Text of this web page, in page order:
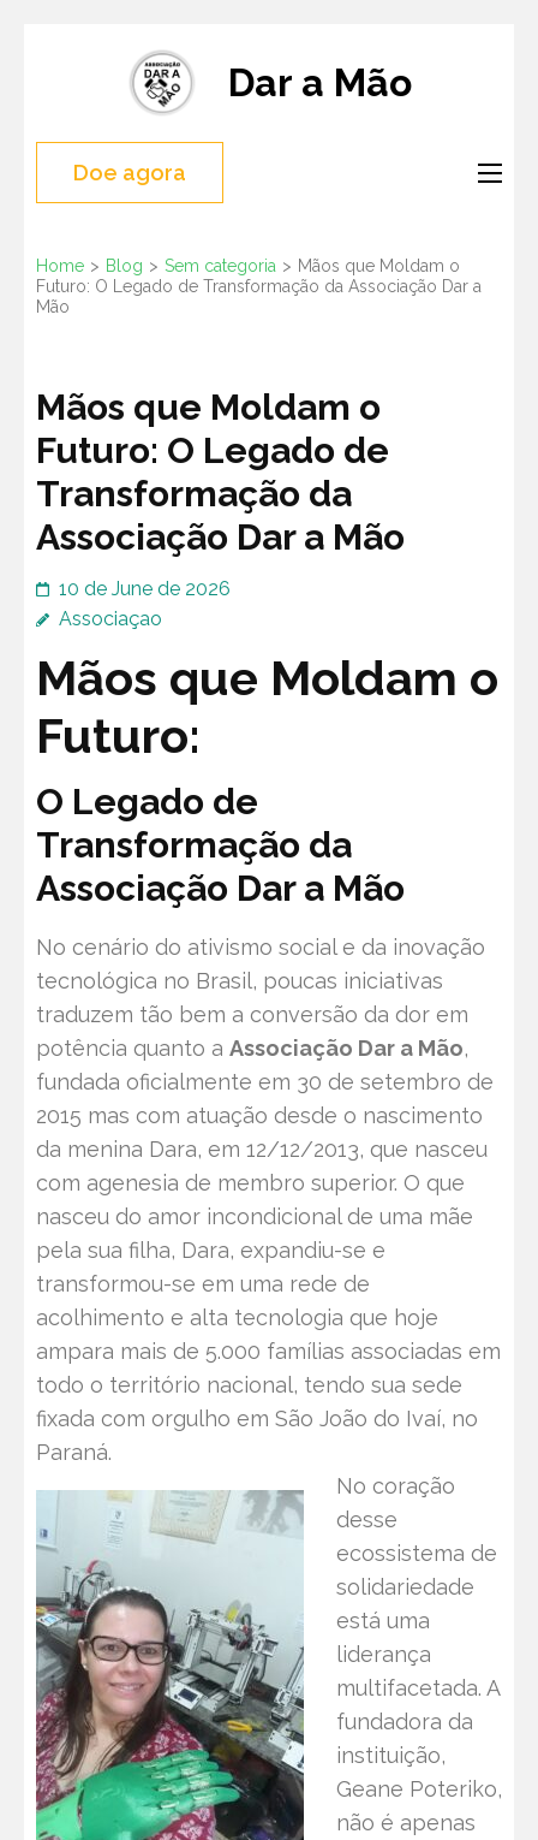
(Press
Enter)
Dar a Mão
Doe agora
Home > Blog > Sem categoria > Mãos que Moldam o
Futuro: O Legado de Transformação da Associação Dar a
Mão
Mãos que Moldam o
Futuro: O Legado de
Transformação da
Associação Dar a Mão
10 de June de 2026
Associaçao
Mãos que Moldam o
Futuro:
O Legado de
Transformação da
Associação Dar a Mão
No cenário do ativismo social e da inovação
tecnológica no Brasil, poucas iniciativas
traduzem tão bem a conversão da dor em
potência quanto a Associação Dar a Mão,
fundada oficialmente em 30 de setembro de
2015 mas com atuação desde o nascimento
da menina Dara, em 12/12/2013, que nasceu
com agenesia de membro superior. O que
nasceu do amor incondicional de uma mãe
pela sua filha, Dara, expandiu-se e
transformou-se em uma rede de
acolhimento e alta tecnologia que hoje
ampara mais de 5.000 famílias associadas em
todo o território nacional, tendo sua sede
fixada com orgulho em São João do Ivaí, no
Paraná.
No coração
desse
ecossistema de
solidariedade
está uma
liderança
multifacetada. A
fundadora da
instituição,
Geane Poteriko,
não é apenas